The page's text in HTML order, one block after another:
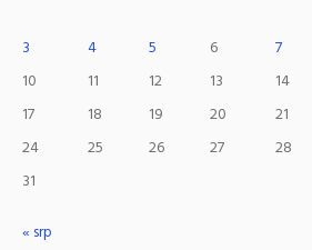
3
4 5 6 7
10
11 12 13 14
17
18 19 20 21
24
25 26 27 28
31
« srp